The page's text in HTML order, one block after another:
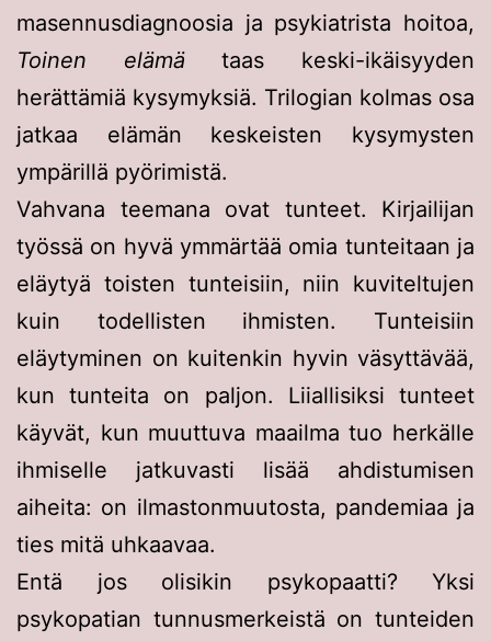
masennusdiagnoosia ja psykiatrista hoitoa,
Toinen elämätaas keski-ikäisyyden
herättämiä kysymyksiä. Trilogian kolmas osa
jatkaa elämän keskeisten kysymysten
ympärillä pyörimistä.
Vahvana teemana ovat tunteet. Kirjailijan
työssä on hyvä ymmärtää omia tunteitaan ja
eläytyä toisten tunteisiin, niin kuviteltujen
kuin todellisten ihmisten. Tunteisiin
eläytyminen on kuitenkin hyvin väsyttävää,
kun tunteita on paljon. Liiallisiksi tunteet
käyvät, kun muuttuva maailma tuo herkälle
ihmiselle jatkuvasti lisää ahdistumisen
aiheita: on ilmastonmuutosta, pandemiaa ja
ties mitä uhkaavaa.
Entä jos olisikin psykopaatti? Yksi
psykopatian tunnusmerkeistä on tunteiden